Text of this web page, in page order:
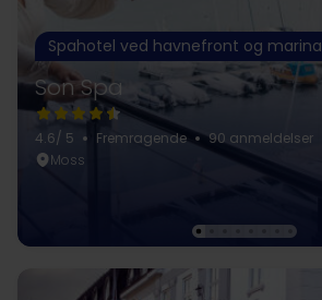
Spahotel ved havnefront og marina
Son Spa
4.6/ 5 Fremragende
90 anmeldelser
Moss